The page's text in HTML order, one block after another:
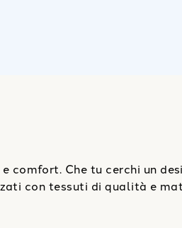
comfort. Che tu cerchi un
con tessuti di qualità e